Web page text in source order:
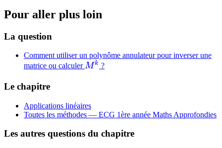
Pour aller plus loin
La question
Comment utiliser un polynôme annulateur pour inverser une
matrice ou calculerM^k
Mk ?
Le chapitre
Applications linéaires
Toutes les méthodes — ECG 1ère année Maths Approfondies
Les autres questions du chapitre